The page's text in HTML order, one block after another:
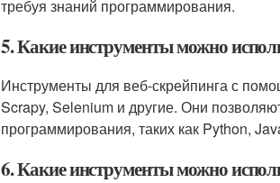
требуя знаний программирования.
5. Какие инструменты можно
Инструменты для веб-скрейпинга с
Scrapy, Selenium и другие. Они
программирования, таких как Python,
6. Какие инструменты можно